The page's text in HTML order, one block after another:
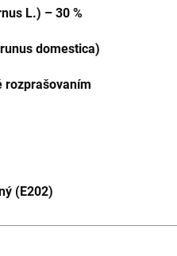
L.) – 30 %
domestica)
rozprašovaním
(E202)